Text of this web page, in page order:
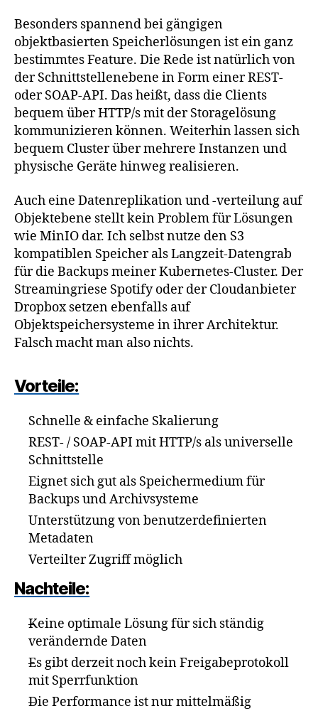
Besonders spannend bei gängigen
objektbasierten Speicherlösungen ist ein ganz
bestimmtes Feature. Die Rede ist natürlich von
der Schnittstellenebene in Form einer REST-
oder SOAP-API. Das heißt, dass die Clients
bequem über HTTP/s mit der Storagelösung
kommunizieren können. Weiterhin lassen sich
bequem Cluster über mehrere Instanzen und
physische Geräte hinweg realisieren.
Auch eine Datenreplikation und -verteilung auf
Objektebene stellt kein Problem für Lösungen
wie MinIO dar. Ich selbst nutze den S3
kompatiblen Speicher als Langzeit-Datengrab
für die Backups meiner Kubernetes-Cluster. Der
Streamingriese Spotify oder der Cloudanbieter
Dropbox setzen ebenfalls auf
Objektspeichersysteme in ihrer Architektur.
Falsch macht man also nichts.
Vorteile:
Schnelle & einfache Skalierung
REST- / SOAP-API mit HTTP/s als universelle
Schnittstelle
Eignet sich gut als Speichermedium für
Backups und Archivsysteme
Unterstützung von benutzerdefinierten
Metadaten
Verteilter Zugriff möglich
Nachteile:
Keine optimale Lösung für sich ständig
verändernde Daten
Es gibt derzeit noch kein Freigabeprotokoll
mit Sperrfunktion
Die Performance ist nur mittelmäßig